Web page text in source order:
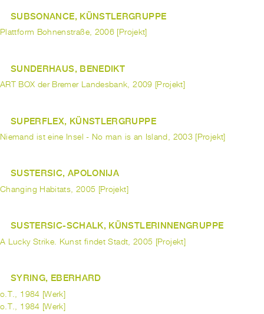
SUBSONANCE, KÜNSTLERGRUPPE
Plattform Bohnenstraße, 2006 [Projekt]
SUNDERHAUS, BENEDIKT
ART BOX der Bremer Landesbank, 2009 [Projekt]
SUPERFLEX, KÜNSTLERGRUPPE
Niemand ist eine Insel - No man is an Island, 2003 [Projekt]
SUSTERSIC, APOLONIJA
Changing Habitats, 2005 [Projekt]
SUSTERSIC-SCHALK, KÜNSTLERINNENGRUPPE
A Lucky Strike. Kunst findet Stadt, 2005 [Projekt]
SYRING, EBERHARD
o.T., 1984 [Werk]
o.T., 1984 [Werk]